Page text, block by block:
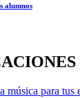
alumnos